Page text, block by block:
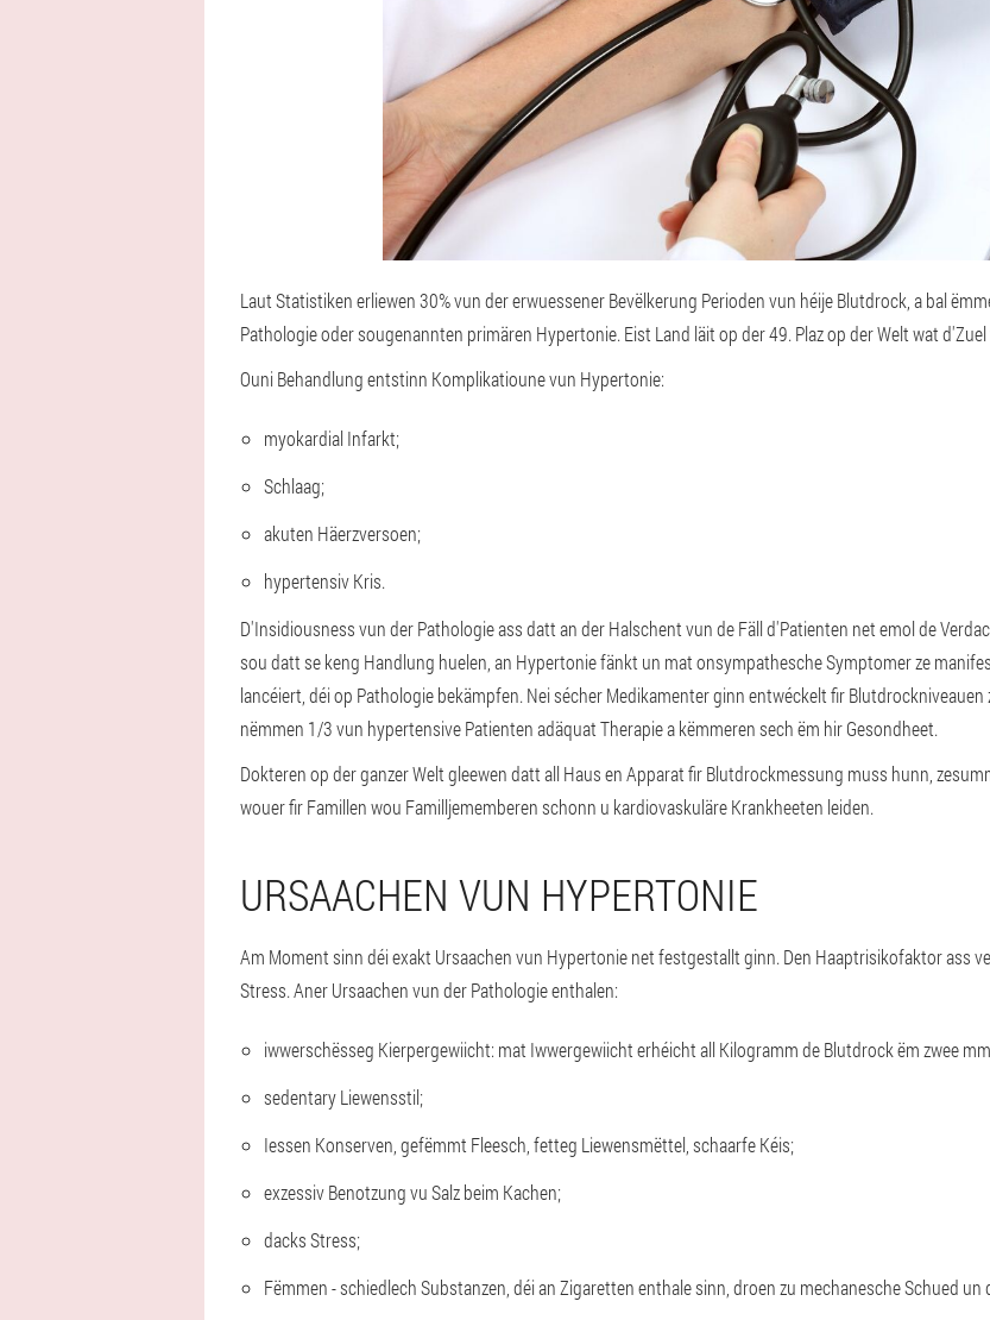
Laut Statistiken erliewen 30% vun der erwuessener Bevëlkerung Perioden vun héije Blutdrock, a bal
Pathologie oder sougenannten primären Hypertonie. Eist Land läit op der 49. Plaz op der Welt wat
Ouni Behandlung entstinn Komplikatioune vun Hypertonie:
myokardial Infarkt;
Schlaag;
akuten Häerzversoen;
hypertensiv Kris.
D'Insidiousness vun der Pathologie ass datt an der Halschent vun de Fäll d'Patienten net emol de
sou datt se keng Handlung huelen, an Hypertonie fänkt un mat onsympathesche Symptomer ze
lancéiert, déi op Pathologie bekämpfen. Nei sécher Medikamenter ginn entwéckelt fir
nëmmen 1/3 vun hypertensive Patienten adäquat Therapie a këmmeren sech ëm hir Gesondheet.
Dokteren op der ganzer Welt gleewen datt all Haus en Apparat fir Blutdrockmessung muss hunn,
wouer fir Famillen wou Familljememberen schonn u kardiovaskuläre Krankheeten leiden.
URSAACHEN VUN HYPERTONIE
Am Moment sinn déi exakt Ursaachen vun Hypertonie net festgestallt ginn. Den Haaptrisikofaktor ass
Stress. Aner Ursaachen vun der Pathologie enthalen:
iwwerschësseg Kierpergewiicht: mat Iwwergewiicht erhéicht all Kilogramm de Blutdrock ëm zwee
sedentary Liewensstil;
Iessen Konserven, gefëmmt Fleesch, fetteg Liewensmëttel, schaarfe Kéis;
exzessiv Benotzung vu Salz beim Kachen;
dacks Stress;
Fëmmen - schiedlech Substanzen, déi an Zigaretten enthale sinn, droen zu mechanesche Schued